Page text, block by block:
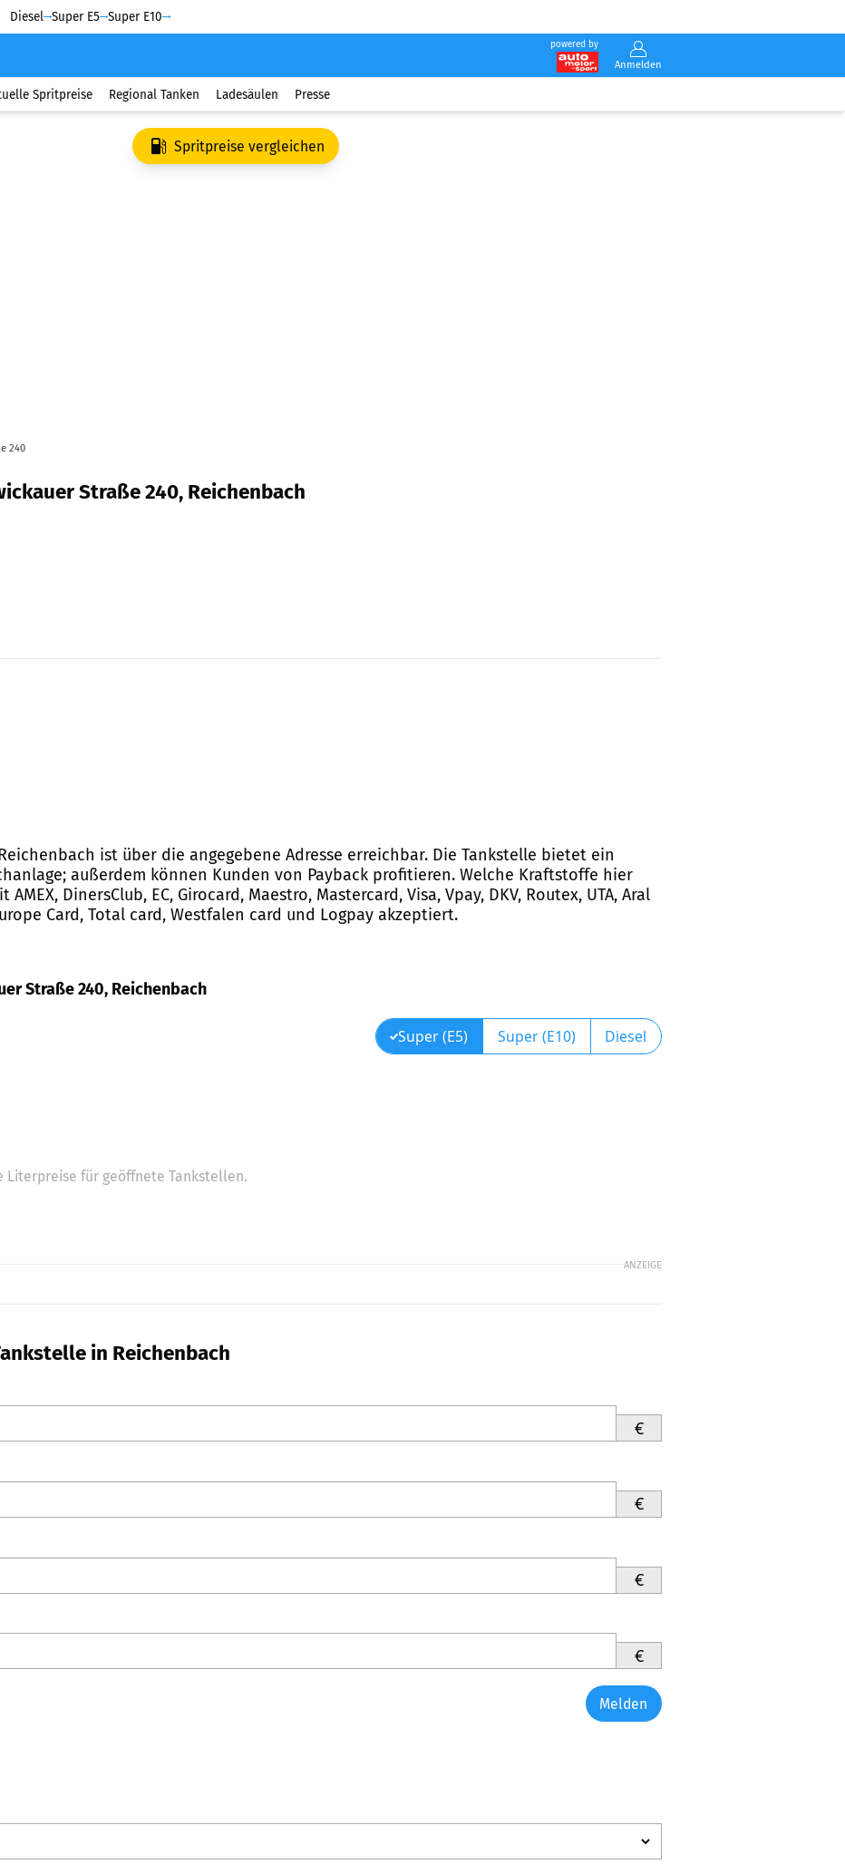
Diesel Super E5 Super E10
powered by
Anmelden
Spritpreise Regional Tanken Ladesäulen Presse
Spritpreise vergleichen
240
Straße 240, Reichenbach
ist über die angegebene Adresse erreichbar. Die Tankstelle bietet ein
außerdem können Kunden von Payback profitieren. Welche Kraftstoffe hier
DinersClub, EC, Girocard, Maestro, Mastercard, Visa, Vpay, DKV, Routex, UTA, Aral
Card, Total card, Westfalen card und Logpay akzeptiert.
Straße 240, Reichenbach
Super (E5) Super (E10) Diesel
Literpreise für geöffnete Tankstellen.
ANZEIGE
in Reichenbach
€
€
€
€
Melden